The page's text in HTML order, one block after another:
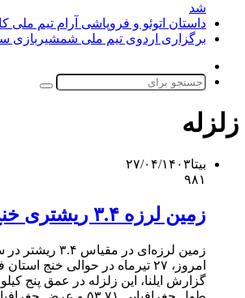
شد
داستان اتوئو و فروپاشی آرام تیم ملی
برگزاری اردوی تیم ملی شمشیربازی
پوسته
جستجو
زلزله
بیتا۲۷/۰۴/۱۴۰۳
۹۸۱
زمین لرزه‌ ۳.۴ ریشتری خنج را لرزاند
امروز، ۲۷ تیرماه در حوالی خنج
گزارش ایلنا، این زلزله در عمق پنج